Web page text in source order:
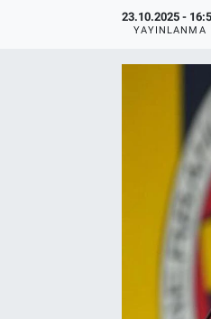
23.10.2025 -
YAYINLANMA
Erişim Bilgileri